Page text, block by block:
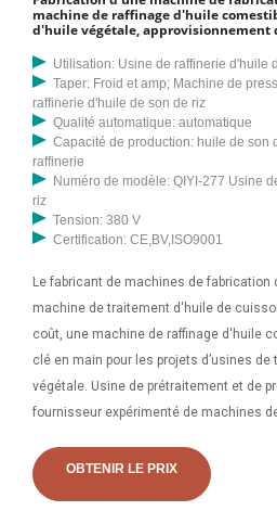
machine de raffinage d'huile
d'huile végétale, approvisionnement
Utilisation: Usine de raffinerie d'huile
Taper: Froid et amp; Machine de
raffinerie d'huile de son de riz
Qualité automatique: automatique
Capacité de production: huile de son
raffinerie
Numéro de modèle: QIYI-277 Usine
riz
Tension: 380 V
Certification: CE,BV,ISO9001
Le fabricant de machines de
machine de traitement d'huile de
coût, une machine de raffinage d'huile
clé en main pour les projets d’usines de
végétale. Usine de prétraitement et de
fournisseur expérimenté de machines
personnalisés et des solutions clé en
d'huile de palme, de machine de
OBTENIR LE PRIX